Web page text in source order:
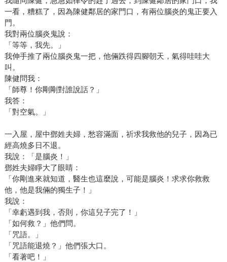
一看，糟糕了，因為陳健鄰居的家門口，有兩位腦炎的鬼正要入
門。
我對兩位腦炎鬼說：
「等等，我先。」
我伸手推了兩位腦炎鬼一把，他倆跌得四腳朝天，氣得哇哇大
叫。
陳健問我：
「師尊！你剛剛對誰說話？」
我答：
「對空氣。」
一入屋，屋中鄧姓夫婦，愁容滿面，祈求我救他的兒子，因為已
經高燒多日不退。
我說：「是腦炎！」
鄧姓夫婦睜大了眼睛：
「你剛進來就知道，醫生也這麼說，可能是腦炎！求求你救救
他，他是我倆的獨生子！」
我說：
「幸虧遇到我，否則，你這兒子完了！」
「如何救？」他們問。
「咒語。」
「咒語能退燒？」他們張大口。
「看著吧！」